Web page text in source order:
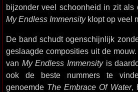
bijzonder veel schoonheid in zit als
My Endless Immensityklopt op veel
De band schudt ogenschijnlijk
geslaagde composities uit de
van My Endless Immensityis
ook de beste nummers te
genoemde The Embrace Of Water,